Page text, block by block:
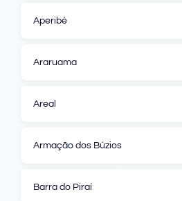
Aperibé
Araruama
Areal
Armação dos Búzios
Barra do Piraí